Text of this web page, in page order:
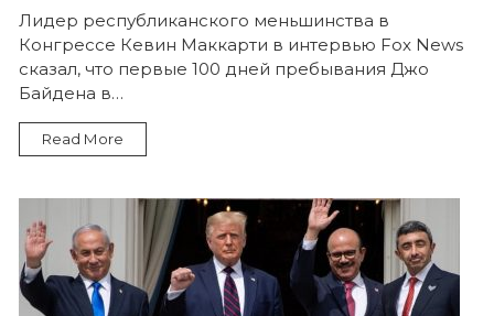
100
Байдена
–
Война
Лидер республиканского меньшинства в
Конгрессе Кевин Маккарти в интервью Fox News
сказал, что первые 100 дней пребывания Джо
Байдена в…
Read More